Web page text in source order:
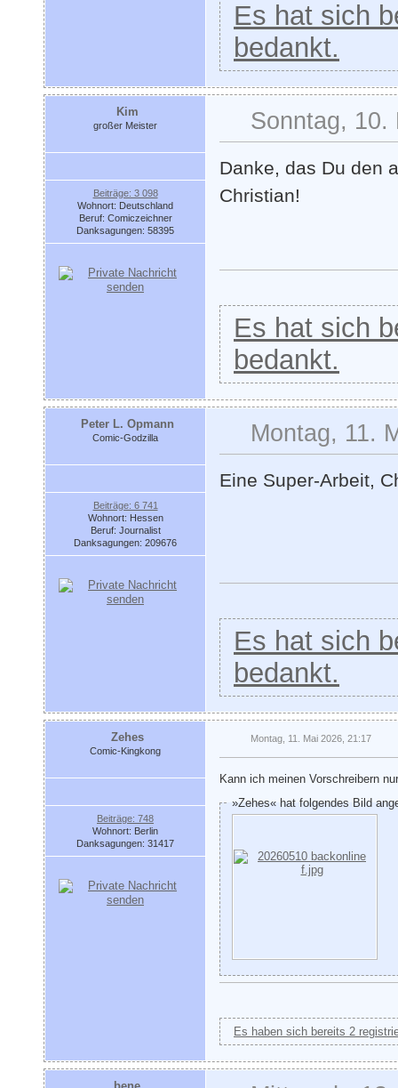
Es hat sich
bedankt.
Kim
großer Meister
Beiträge: 3 098
Wohnort: Deutschland
Beruf: Comiczeichner
Danksagungen: 58395
Sonntag, 10.
Danke, das Du den
Christian!
Es hat sich
bedankt.
Peter L. Opmann
Comic-Godzilla
Beiträge: 6 741
Wohnort: Hessen
Beruf: Journalist
Danksagungen: 209676
Montag, 11.
Eine Super-Arbeit,
Es hat sich
bedankt.
Zehes
Comic-Kingkong
Beiträge: 748
Wohnort: Berlin
Danksagungen: 31417
Montag, 11. Mai 2026, 21:17
Kann ich meinen Vorschreibern
»Zehes« hat folgendes Bild
Es haben sich bereits 2